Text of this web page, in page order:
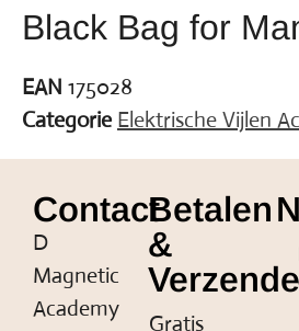
Black Bag for
EAN 175028
Categorie Elektrische Vijlen
Contact
D
Magnetic
Academy
Betalen
&
Gratis